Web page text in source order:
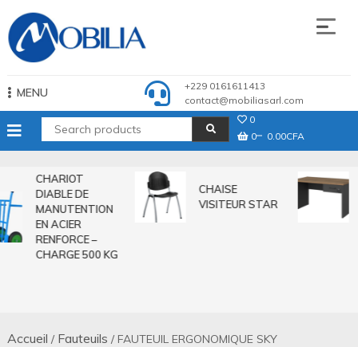
to
content
Mobilia Sarl
MENU
+229 0161611413
contact@mobiliasarl.com
0
0
0.00CFA
CHARIOT
DIABLE DE
MANUTENTION
EN ACIER
RENFORCE –
CHARGE 500 KG
CHAISE
VISITEUR STAR
Accueil / Fauteuils / FAUTEUIL ERGONOMIQUE SKY